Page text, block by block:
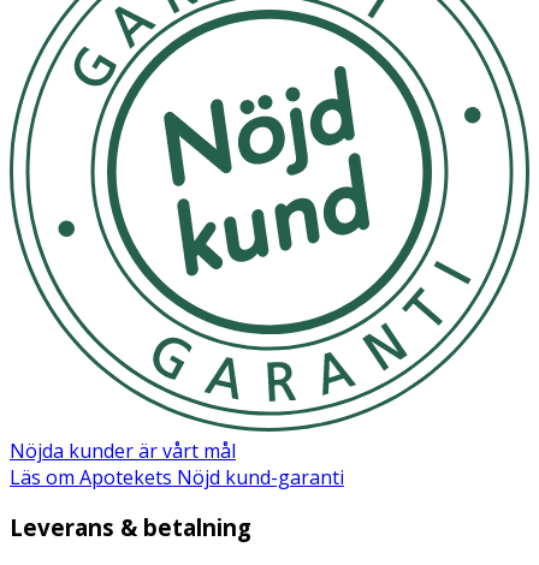
· Kan användas för lek, som sällskap, dekorativt
inslag eller omtänksam
gåva.
· Mjuk, och bekväm att hålla i.
Förvaring och skötselråd
· Tvättas i 40 °C
· Förvaras torrt och svalt
Innehåll
1 st gosedjur (väljs ut slumpvis och skickas vid
beställning).
Material: Polyester, memory foam.
Nöjda kunder är vårt mål
Läs om Apotekets Nöjd kund-garanti
Leverans & betalning